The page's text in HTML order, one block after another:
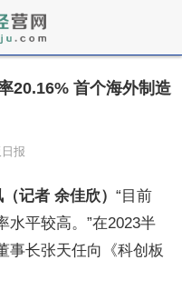
20.16% 首个海外制造
报
记者 余佳欣） “目前
水平较高。”在2023半
事长张天任向《科创板